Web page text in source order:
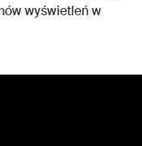
wyświetleń w